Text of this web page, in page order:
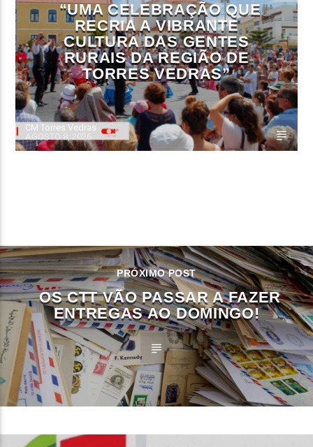
“UMA CELEBRAÇÃO QUE
RECRIA A VIBRANTE
CULTURA DAS GENTES
RURAIS DA REGIÃO DE
TORRES VEDRAS”
CM Torres Vedras
PRÓXIMO POST
OS CTT VÃO PASSAR A FAZER
ENTREGAS AO DOMINGO!